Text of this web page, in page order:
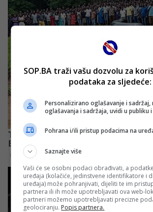
SOP.BA traži vašu dozvolu za
podataka za sljedeće:
Personalizirano oglašavanje i sadržaj,
oglašavanja i sadržaja, uvidi u publiku
Pohrana i/ili pristup podacima na
Saznajte više
Vaši će se osobni podaci obrađivati, a
uređaja (kolačiće, jedinstvene identifikatore i
uređaja) može pohranjivati, dijeliti te im
partnera ili ih može upotrebljavati ova web-
partneri možemo upotrebljavati precizne
geolociranju. Popis partnera.